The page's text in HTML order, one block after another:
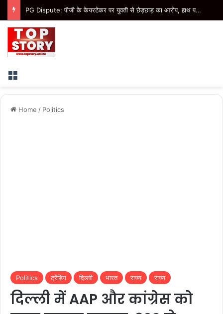
PG Dispute: पीजी के केयरटेकर पर युवती से छेड़छाड़ का आरोप, हाथ पकड़कर रसोई से बाहर निकालने का आरोप
Menu
Home / Politics
Politics ट्रेंडिंग दिल्ली भारत राज्य राज्य
दिल्ली में AAP और कांग्रेस को